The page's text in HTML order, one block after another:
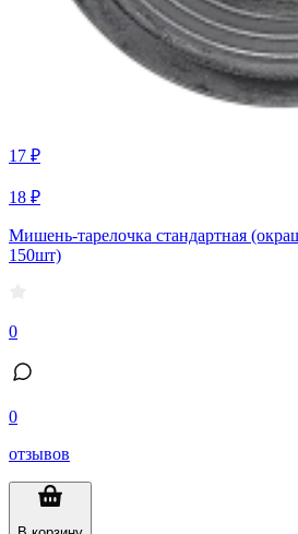
17 ₽
18 ₽
Мишень-тарелочка стандартная
150шт)
0
0
отзывов